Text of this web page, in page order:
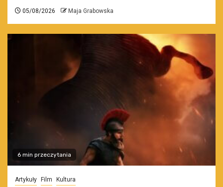
05/08/2026 Maja Grabowska
6 min przeczytania
Artykuły Film Kultura